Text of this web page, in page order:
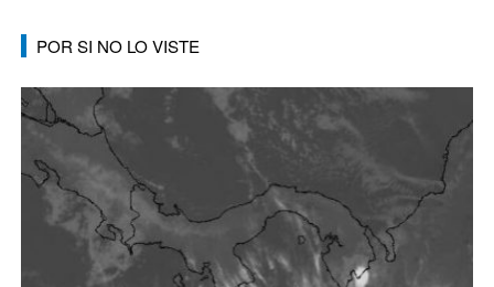
POR SI NO LO VISTE